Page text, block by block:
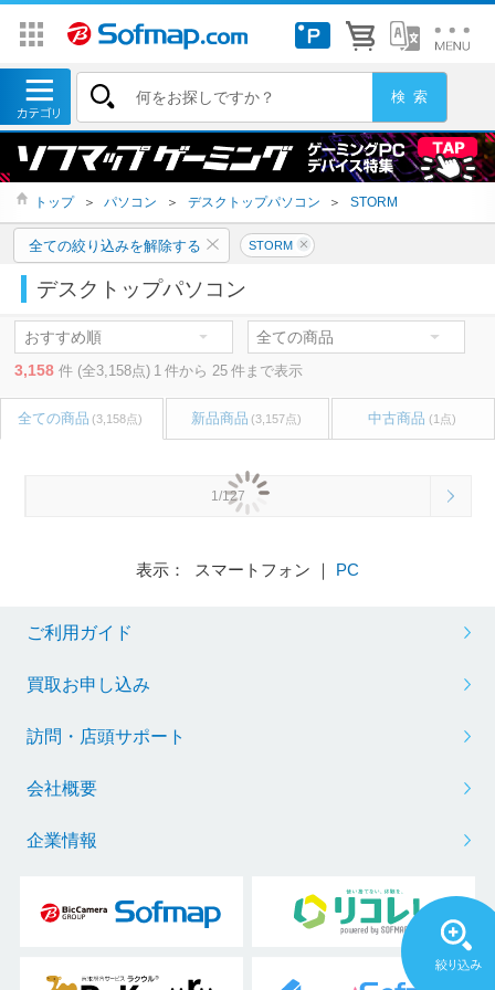
トップ ＞ パソコン ＞ デスクトップパソコン ＞ STORM
全ての絞り込みを解除する STORM
デスクトップパソコン
3,158 件 (全3,158点) 1 件から 25 件まで表示
全ての商品 (3,158点) 新品商品 (3,157点) 中古商品 (1点)
1/127
表示： スマートフォン ｜ PC
ご利用ガイド
買取お申し込み
訪問・店頭サポート
会社概要
企業情報